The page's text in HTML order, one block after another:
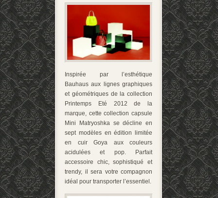
Inspirée par l’esthétique
Bauhaus aux lignes graphiques
et géométriques de la collection
Printemps Eté 2012 de la
marque, cette collection capsule
Mini Matryoshka se décline en
sept modèles en édition limitée
en cuir Goya aux couleurs
acidulées et pop. Parfait
accessoire chic, sophistiqué et
trendy, il sera votre compagnon
idéal pour transporter l’essentiel.